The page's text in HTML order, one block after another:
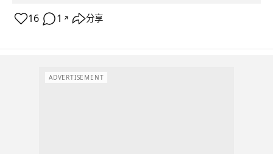
16 1 ↗ 分享
ADVERTISEMENT